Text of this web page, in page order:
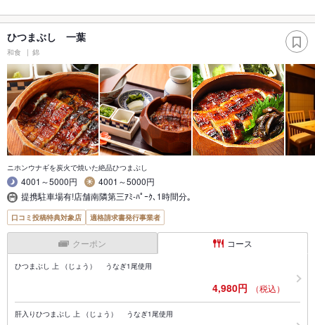
ひつまぶし 一葉
和食 錦
ニホンウナギを炭火で焼いた絶品ひつまぶし
4001～5000円
4001～5000円
提携駐車場有!店舗南隣第三ｱﾐ-ﾊﾟｰｸ､1時間分｡
口コミ投稿特典対象店 適格請求書発行事業者
クーポン コース
ひつまぶし 上 （じょう） うなぎ1尾使用
4,980円 （税込）
肝入りひつまぶし 上 （じょう） うなぎ1尾使用